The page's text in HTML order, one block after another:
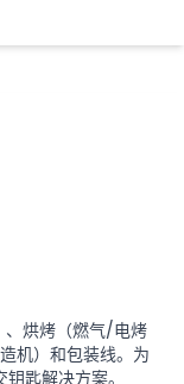
、烘烤（燃气/电烤
机）和包装线。为
匙解决方案。